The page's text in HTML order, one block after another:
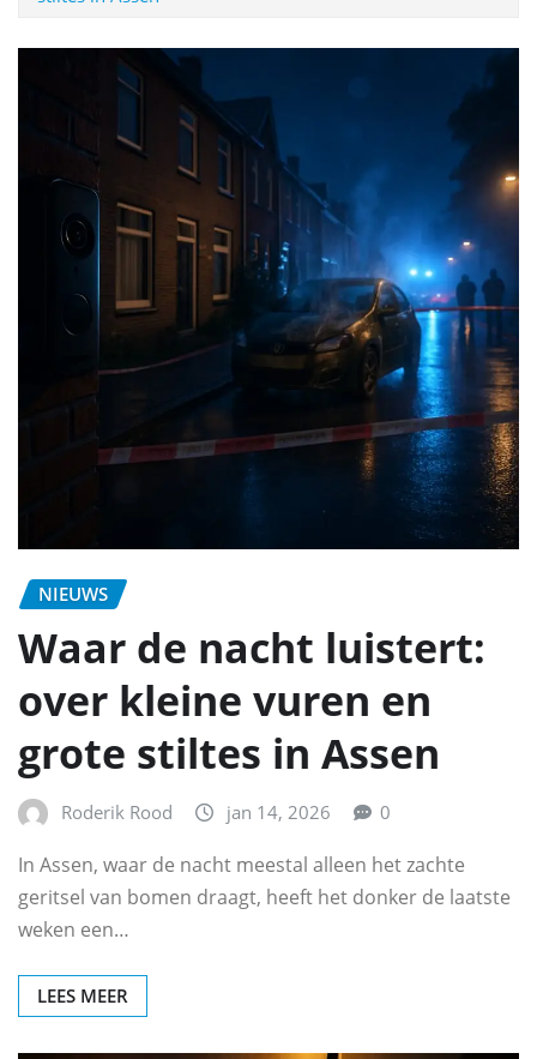
NIEUWS
Waar de nacht luistert:
over kleine vuren en
grote stiltes in Assen
Roderik Rood jan 14, 2026 0
In Assen, waar de nacht meestal alleen het zachte
geritsel van bomen draagt, heeft het donker de laatste
weken een…
LEES MEER